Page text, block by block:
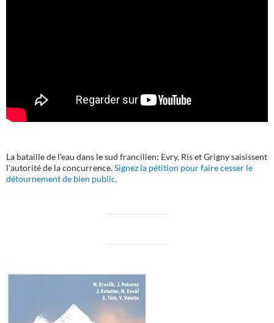
La bataille de l'eau dans le sud francilien: Evry, Ris et Grigny saisissent
l'autorité de la concurrence.Signez la pétition pour faire cesser le
détournement de bien public.